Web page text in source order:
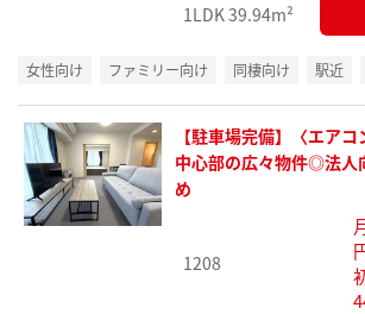
1LDK39.94m²
女性向け ファミリー向け 同棲向け 駅近
【駐車場完備】〈エア
中心部の広々物件◎法人
め
1208